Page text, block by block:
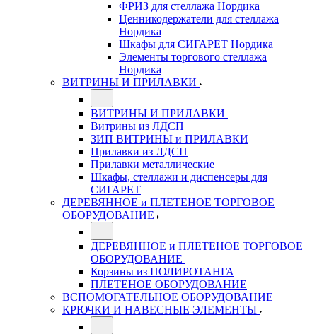
ФРИЗ для стеллажа Нордика
Ценникодержатели для стеллажа
Нордика
Шкафы для СИГАРЕТ Нордика
Элементы торгового стеллажа
Нордика
ВИТРИНЫ И ПРИЛАВКИ
ВИТРИНЫ И ПРИЛАВКИ
Витрины из ЛДСП
ЗИП ВИТРИНЫ и ПРИЛАВКИ
Прилавки из ЛДСП
Прилавки металлические
Шкафы, стеллажи и диспенсеры для
СИГАРЕТ
ДЕРЕВЯННОЕ и ПЛЕТЕНОЕ ТОРГОВОЕ
ОБОРУДОВАНИЕ
ДЕРЕВЯННОЕ и ПЛЕТЕНОЕ ТОРГОВОЕ
ОБОРУДОВАНИЕ
Корзины из ПОЛИРОТАНГА
ПЛЕТЕНОЕ ОБОРУДОВАНИЕ
ВСПОМОГАТЕЛЬНОЕ ОБОРУДОВАНИЕ
КРЮЧКИ И НАВЕСНЫЕ ЭЛЕМЕНТЫ